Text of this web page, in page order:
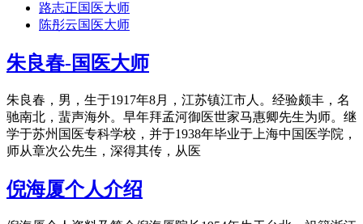
路志正国医大师
陈彤云国医大师
朱良春-国医大师
朱良春，男，生于1917年8月，江苏镇江市人。经验颇丰，名
驰南北，蜚声海外。早年拜孟河御医世家马惠卿先生为师。继
学于苏州国医专科学校，并于1938年毕业于上海中国医学院，
师从章次公先生，深得其传，从医
倪海厦个人介绍